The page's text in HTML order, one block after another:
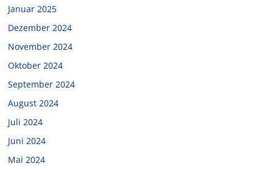
Januar 2025
Dezember 2024
November 2024
Oktober 2024
September 2024
August 2024
Juli 2024
Juni 2024
Mai 2024